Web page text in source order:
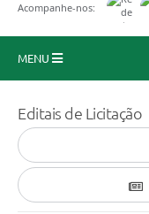
Acompanhe-nos:
MENU
O Município
A Prefeitura
Portal da Transparência
Editais de Licitação